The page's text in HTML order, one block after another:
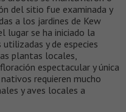
del sitio fue examinada y
a los jardines de Kew
lugar se ha iniciado la
y de especies
plantas locales,
espectacular y única
requieren mucho
y aves locales a